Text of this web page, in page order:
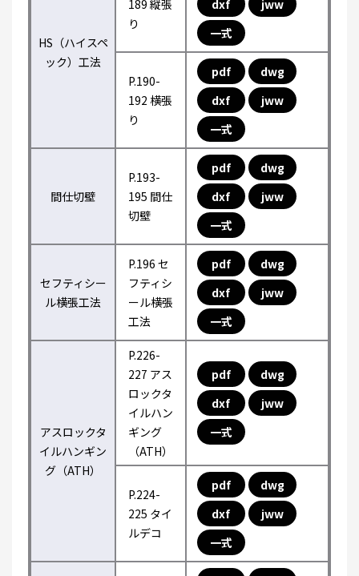
HS（ハイスペ
ック）工法
189 縦張
り
dxf
jww
一式
P.190-
192 横張
り
pdf
dwg
dxf
jww
一式
間仕切壁
P.193-
195 間仕
切壁
pdf
dwg
dxf
jww
一式
セフティシー
ル横張工法
P.196 セ
フティシ
ール横張
工法
pdf
dwg
dxf
jww
一式
アスロックタ
イルハンギン
グ（ATH）
P.226-
227 アス
ロックタ
イルハン
ギング
（ATH）
pdf
dwg
dxf
jww
一式
P.224-
225 タイ
ルデコ
pdf
dwg
dxf
jww
一式